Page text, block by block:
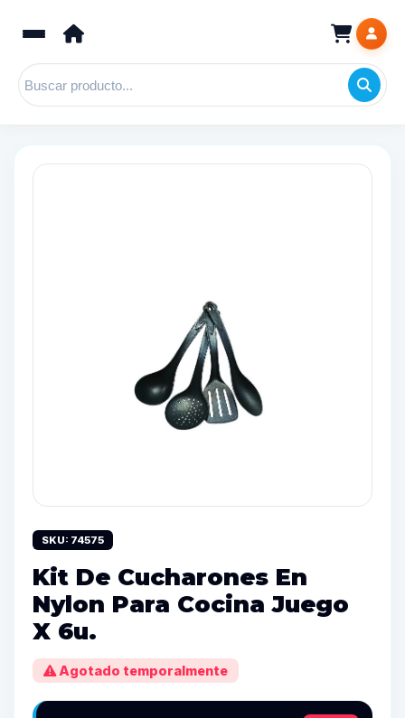
SKU: 74575
Kit De Cucharones En
Nylon Para Cocina Juego
X 6u.
Agotado temporalmente